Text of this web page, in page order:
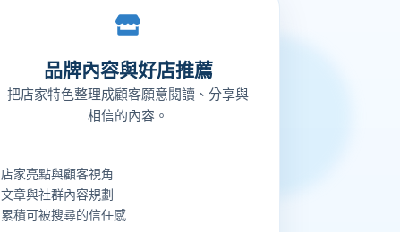
品牌內容與好店推薦
把店家特色整理成顧客願意閱讀、分享與
相信的內容。
店家亮點與顧客視角
文章與社群內容規劃
累積可被搜尋的信任感